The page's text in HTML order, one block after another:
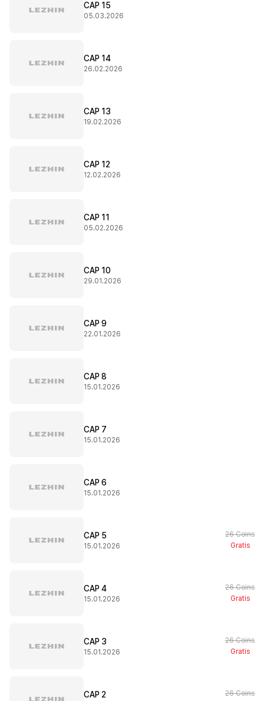
CAP 15
05.03.2026
CAP 14
26.02.2026
CAP 13
19.02.2026
CAP 12
12.02.2026
CAP 11
05.02.2026
CAP 10
29.01.2026
CAP 9
22.01.2026
CAP 8
15.01.2026
CAP 7
15.01.2026
CAP 6
15.01.2026
CAP 5
15.01.2026
26 Coins
Gratis
CAP 4
15.01.2026
26 Coins
Gratis
CAP 3
15.01.2026
26 Coins
Gratis
CAP 2
26 Coins